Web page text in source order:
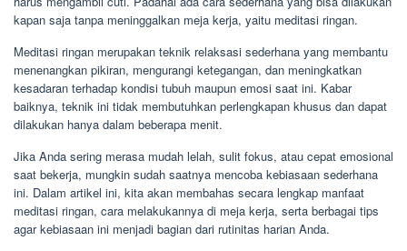
kapan saja tanpa meninggalkan meja kerja, yaitu meditasi ringan.
Meditasi ringan merupakan teknik relaksasi sederhana yang membantu
menenangkan pikiran, mengurangi ketegangan, dan meningkatkan
kesadaran terhadap kondisi tubuh maupun emosi saat ini. Kabar
baiknya, teknik ini tidak membutuhkan perlengkapan khusus dan dapat
dilakukan hanya dalam beberapa menit.
Jika Anda sering merasa mudah lelah, sulit fokus, atau cepat emosional
saat bekerja, mungkin sudah saatnya mencoba kebiasaan sederhana
ini. Dalam artikel ini, kita akan membahas secara lengkap manfaat
meditasi ringan, cara melakukannya di meja kerja, serta berbagai tips
agar kebiasaan ini menjadi bagian dari rutinitas harian Anda.